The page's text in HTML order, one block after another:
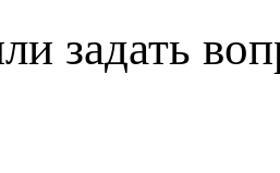
задать